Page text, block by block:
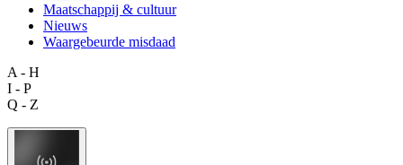
Maatschappij & cultuur
Nieuws
Waargebeurde misdaad
A - H
I - P
Q - Z